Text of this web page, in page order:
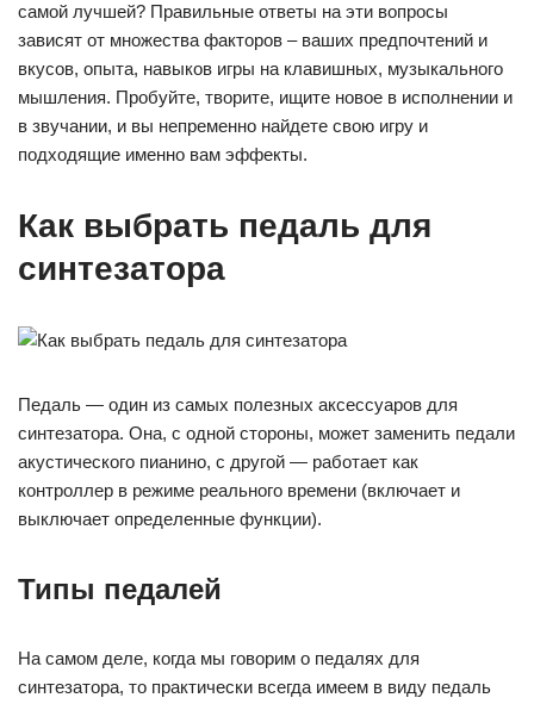
самой лучшей? Правильные ответы на эти вопросы
зависят от множества факторов – ваших предпочтений и
вкусов, опыта, навыков игры на клавишных, музыкального
мышления. Пробуйте, творите, ищите новое в исполнении и
в звучании, и вы непременно найдете свою игру и
подходящие именно вам эффекты.
Как выбрать педаль для
синтезатора
Педаль — один из самых полезных аксессуаров для
синтезатора. Она, с одной стороны, может заменить педали
акустического пианино, с другой — работает как
контроллер в режиме реального времени (включает и
выключает определенные функции).
Типы педалей
На самом деле, когда мы говорим о педалях для
синтезатора, то практически всегда имеем в виду педаль